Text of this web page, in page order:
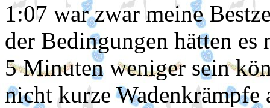
1:07 war zwar meine
der Bedingungen hätten
5 Minuten weniger sein
nicht kurze